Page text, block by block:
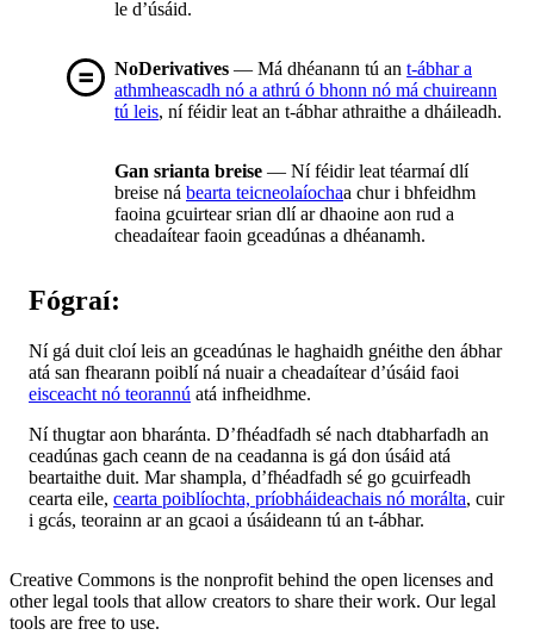
le d’úsáid.
NoDerivatives — Má dhéanann tú an t-ábhar a
athmheascadh nó a athrú ó bhonn nó má chuireann
tú leis, ní féidir leat an t-ábhar athraithe a dháileadh.
Gan srianta breise — Ní féidir leat téarmaí dlí
breise ná bearta teicneolaíochaa chur i bhfeidhm
faoina gcuirtear srian dlí ar dhaoine aon rud a
cheadaítear faoin gceadúnas a dhéanamh.
Fógraí:
Ní gá duit cloí leis an gceadúnas le haghaidh gnéithe den ábhar
atá san fhearann poiblí ná nuair a cheadaítear d’úsáid faoi
eisceacht nó teorannú atá infheidhme.
Ní thugtar aon bharánta. D’fhéadfadh sé nach dtabharfadh an
ceadúnas gach ceann de na ceadanna is gá don úsáid atá
beartaithe duit. Mar shampla, d’fhéadfadh sé go gcuirfeadh
cearta eile, cearta poiblíochta, príobháideachais nó morálta, cuir
i gcás, teorainn ar an gcaoi a úsáideann tú an t-ábhar.
Creative Commons is the nonprofit behind the open licenses and
other legal tools that allow creators to share their work. Our legal
tools are free to use.